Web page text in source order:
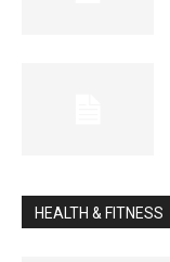
HEALTH & FITNESS